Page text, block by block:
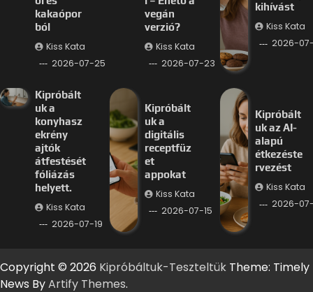
kakaópor
ból
Kiss Kata
2026-07-25
vegán
verzió?
Kiss Kata
2026-07-23
kihívást
Kiss Kata
2026-
Kipróbált
uk a
konyhasz
ekrény
ajtók
átfestését
fóliázás
helyett.
Kiss Kata
2026-07-19
Kipróbált
uk a
digitális
receptfüz
et
appokat
Kiss Kata
2026-07-15
Kipróbált
uk az AI-
alapú
étkezéste
rvezést
Kiss Kata
2026-
Copyright © 2026 Kipróbáltuk-Teszteltük Theme: Timely
News ByArtify Themes.